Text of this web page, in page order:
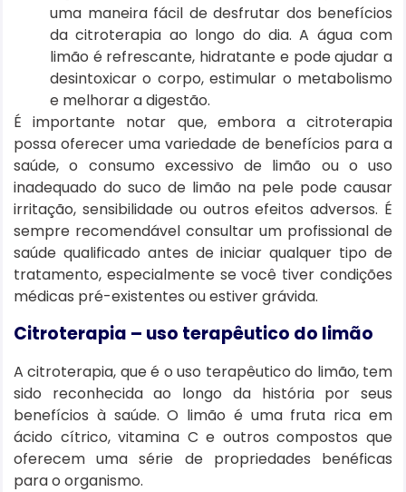
uma maneira fácil de desfrutar dos benefícios
da citroterapia ao longo do dia. A água com
limão é refrescante, hidratante e pode ajudar a
desintoxicar o corpo, estimular o metabolismo
e melhorar a digestão.
É importante notar que, embora a citroterapia
possa oferecer uma variedade de benefícios para a
saúde, o consumo excessivo de limão ou o uso
inadequado do suco de limão na pele pode causar
irritação, sensibilidade ou outros efeitos adversos. É
sempre recomendável consultar um profissional de
saúde qualificado antes de iniciar qualquer tipo de
tratamento, especialmente se você tiver condições
médicas pré-existentes ou estiver grávida.
Citroterapia – uso terapêutico do limão
A citroterapia, que é o uso terapêutico do limão, tem
sido reconhecida ao longo da história por seus
benefícios à saúde. O limão é uma fruta rica em
ácido cítrico, vitamina C e outros compostos que
oferecem uma série de propriedades benéficas
para o organismo.